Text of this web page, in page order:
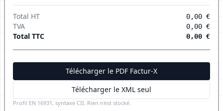
Total HT 0,00 €
TVA 0,00 €
Total TTC 0,00 €
Télécharger le PDF Factur-X
Télécharger le XML seul
Profil EN 16931, syntaxe CII. Rien n'est stocké.